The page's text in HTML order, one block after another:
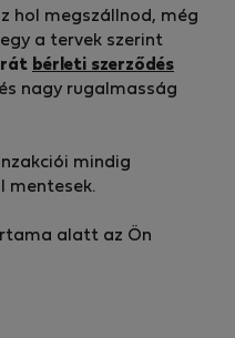
hol megszállnod, még
a tervek szerint
bérleti szerződés
nagy rugalmasság
mindig
mentesek.
alatt az Ön